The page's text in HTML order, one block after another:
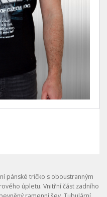
pánské tričko s oboustranným
úpletu. Vnitřní část zadního